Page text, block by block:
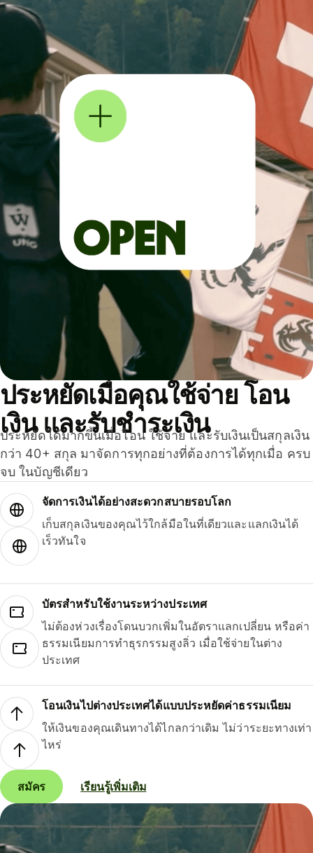
ประหยัดเมื่อคุณใช้จ่าย โอน
เงิน และรับชำระเงิน
ประหยัดได้มากขึ้นเมื่อโอน ใช้จ่าย และรับเงินเป็นสกุลเงิน
กว่า 40+ สกุล มาจัดการทุกอย่างที่ต้องการได้ทุกเมื่อ ครบ
จบ ในบัญชีเดียว
จัดการเงินได้อย่างสะดวกสบายรอบโลก
เก็บสกุลเงินของคุณไว้ใกล้มือในที่เดียวและแลกเงินได้
เร็วทันใจ
บัตรสำหรับใช้งานระหว่างประเทศ
ไม่ต้องห่วงเรื่องโดนบวกเพิ่มในอัตราแลกเปลี่ยน หรือค่า
ธรรมเนียมการทำธุรกรรมสูงลิ่ว เมื่อใช้จ่ายในต่าง
ประเทศ
โอนเงินไปต่างประเทศได้แบบประหยัดค่าธรรมเนียม
ให้เงินของคุณเดินทางได้ไกลกว่าเดิม ไม่ว่าระยะทางเท่า
ไหร่
สมัคร เรียนรู้เพิ่มเติม